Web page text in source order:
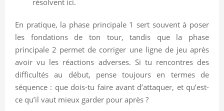
En pratique, la phase principale 1 sert souvent à poser
les fondations de ton tour, tandis que la phase
principale 2 permet de corriger une ligne de jeu après
avoir vu les réactions adverses. Si tu rencontres des
difficultés au début, pense toujours en termes de
séquence : que dois-tu faire avant d’attaquer, et qu’est-
ce qu’il vaut mieux garder pour après ?